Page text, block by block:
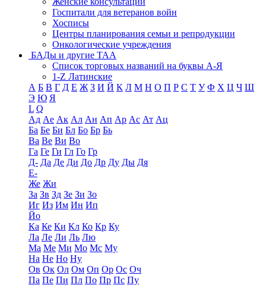
Госпитали для ветеранов войн
Хосписы
Центры планирования семьи и репродукции
Онкологические учреждения
БАДы и другие ТАА
Список торговых названий на буквы А-Я
1-Z Латинские
А Б В Г Д Е Ж З И Й К Л М Н О П Р С Т У Ф Х Ц Ч Ш
Э Ю Я
L Q
Ад Ае Ак Ал Ан Ап Ар Ас Ат Ац
Ба Бе Би Бл Бо Бр Бь
Ва Ве Ви Во
Га Ге Ги Гл Го Гр
Д- Да Де Ди До Др Ду Ды Дя
Е-
Же Жи
За Зв Зд Зе Зи Зо
Иг Из Им Ин Ип
Йо
Ка Ке Ки Кл Ко Кр Ку
Ла Ле Ли Ль Лю
Ма Ме Ми Мо Мс Му
На Не Но Ну
Ов Ок Ол Ом Оп Ор Ос Оч
Па Пе Пи Пл По Пр Пс Пу